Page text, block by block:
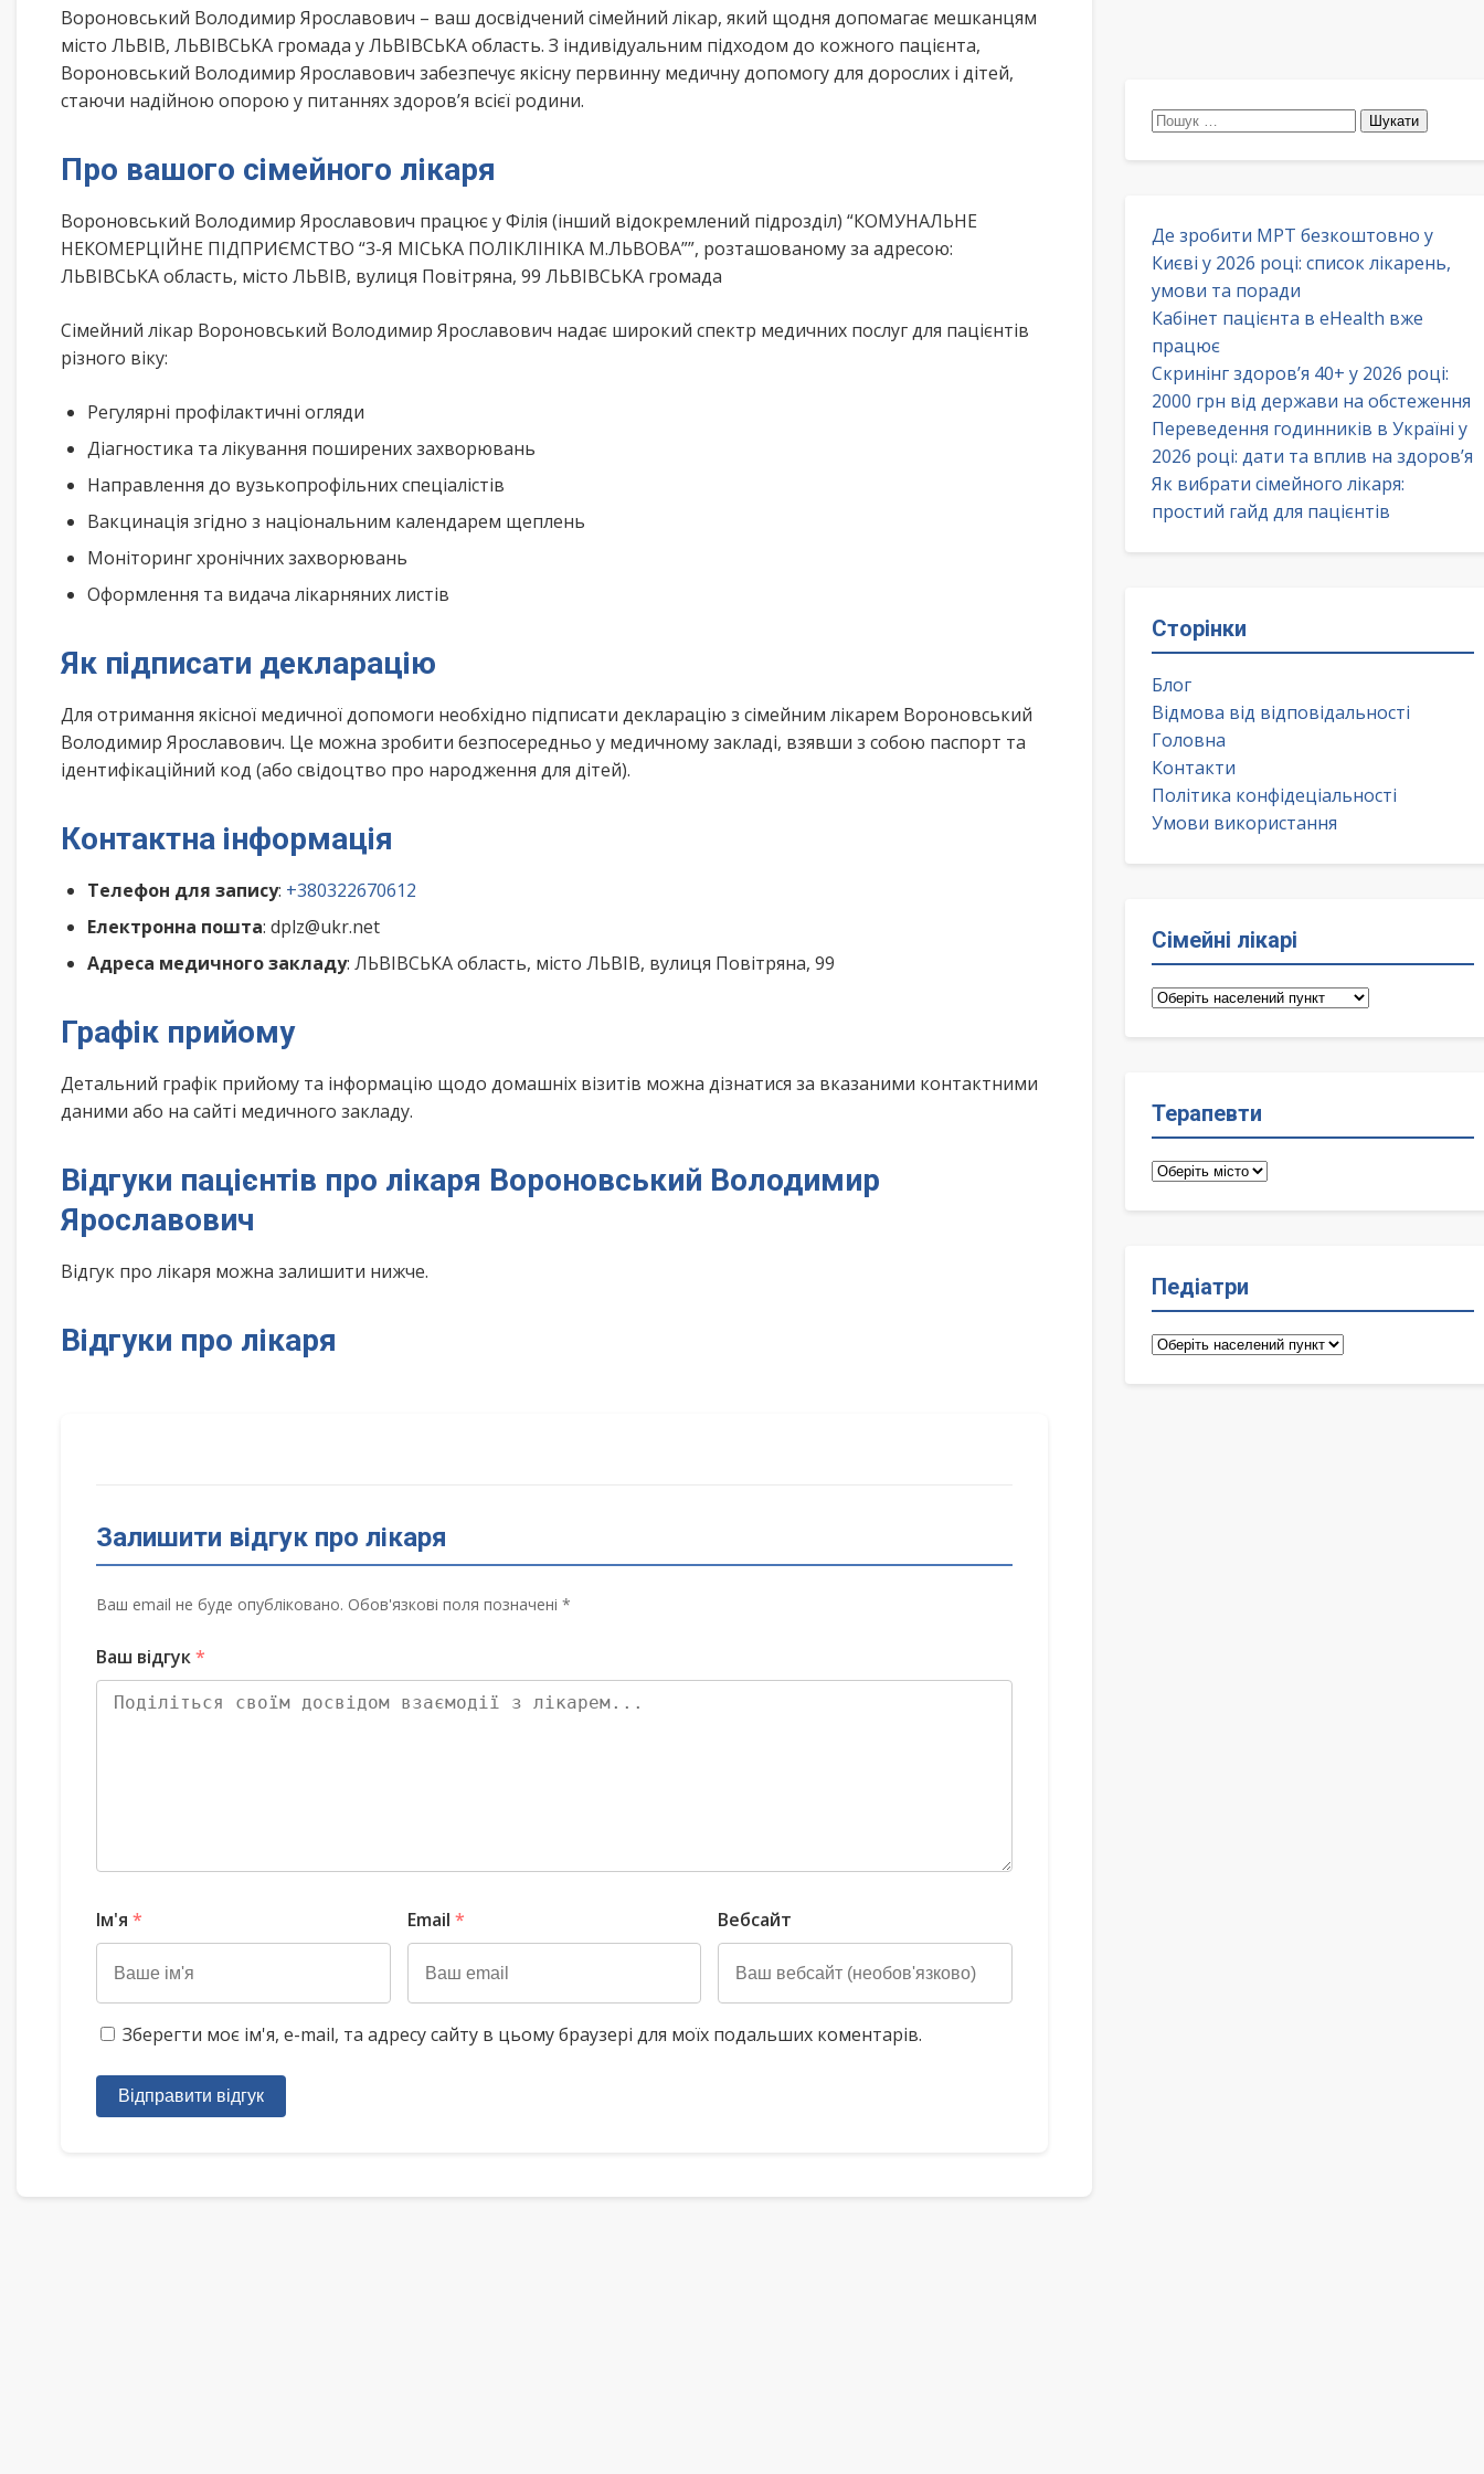
Вороновський Володимир Ярославович – ваш досвідчений сімейний лікар, який щодня допомагає мешканцям
місто ЛЬВІВ, ЛЬВІВСЬКА громада у ЛЬВІВСЬКА область. З індивідуальним підходом до кожного пацієнта,
Вороновський Володимир Ярославович забезпечує якісну первинну медичну допомогу для дорослих і дітей,
стаючи надійною опорою у питаннях здоров’я всієї родини.
Про вашого сімейного лікаря
Вороновський Володимир Ярославович працює у Філія (інший відокремлений підрозділ) “КОМУНАЛЬНЕ
НЕКОМЕРЦІЙНЕ ПІДПРИЄМСТВО “3-Я МІСЬКА ПОЛІКЛІНІКА М.ЛЬВОВА””, розташованому за адресою:
ЛЬВІВСЬКА область, місто ЛЬВІВ, вулиця Повітряна, 99 ЛЬВІВСЬКА громада
Сімейний лікар Вороновський Володимир Ярославович надає широкий спектр медичних послуг для пацієнтів
різного віку:
Регулярні профілактичні огляди
Діагностика та лікування поширених захворювань
Направлення до вузькопрофільних спеціалістів
Вакцинація згідно з національним календарем щеплень
Моніторинг хронічних захворювань
Оформлення та видача лікарняних листів
Як підписати декларацію
Для отримання якісної медичної допомоги необхідно підписати декларацію з сімейним лікарем Вороновський
Володимир Ярославович. Це можна зробити безпосередньо у медичному закладі, взявши з собою паспорт та
ідентифікаційний код (або свідоцтво про народження для дітей).
Контактна інформація
Телефон для запису: +380322670612
Електронна пошта: dplz@ukr.net
Адреса медичного закладу: ЛЬВІВСЬКА область, місто ЛЬВІВ, вулиця Повітряна, 99
Графік прийому
Детальний графік прийому та інформацію щодо домашніх візитів можна дізнатися за вказаними контактними
даними або на сайті медичного закладу.
Відгуки пацієнтів про лікаря Вороновський Володимир
Ярославович
Відгук про лікаря можна залишити нижче.
Відгуки про лікаря
Залишити відгук про лікаря
Ваш email не буде опубліковано. Обов'язкові поля позначені *
Ваш відгук*
Ім'я * Email * Вебсайт
Зберегти моє ім'я, e-mail, та адресу сайту в цьому браузері для моїх подальших коментарів.
Відправити відгук
Пошук:
Де зробити МРТ безкоштовно у
Києві у 2026 році: список лікарень,
умови та поради
Кабінет пацієнта в eHealth вже
працює
Скринінг здоров’я 40+ у 2026 році:
2000 грн від держави на обстеження
Переведення годинників в Україні у
2026 році: дати та вплив на здоров’я
Як вибрати сімейного лікаря:
простий гайд для пацієнтів
Сторінки
Блог
Відмова від відповідальності
Головна
Контакти
Політика конфідеціальності
Умови використання
Сімейні лікарі
Сімейні
Терапевти
Терапевти
Педіатри
Педіатри